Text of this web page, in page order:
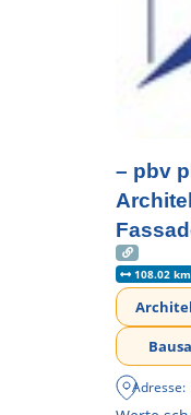
– pbv
108.02 km
Adresse: